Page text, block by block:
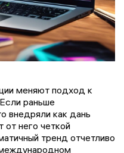
меняют подход к
раньше
внедряли как дань
от него четкой
тренд отчетливо